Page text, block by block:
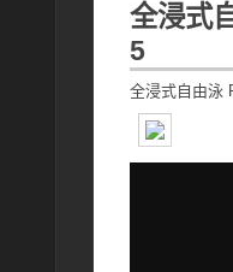
全浸式
5
全浸式自由泳